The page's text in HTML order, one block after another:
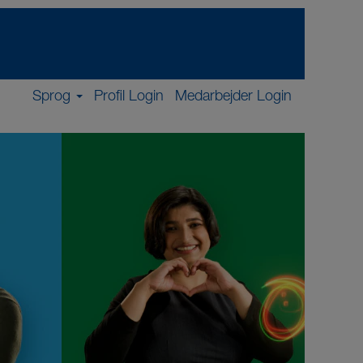
Sprog Profil Login Medarbejder Login